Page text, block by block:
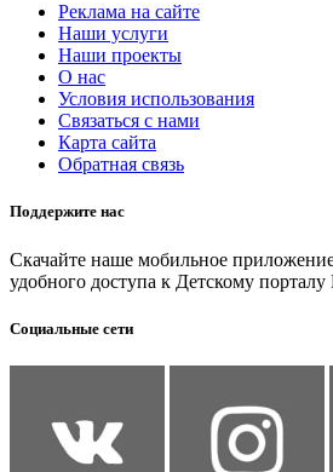
Реклама на сайте
Наши услуги
Наши проекты
О нас
Условия использования
Связаться с нами
Карта сайта
Обратная связь
Поддержите нас
Скачайте наше мобильное
удобного доступа к Детскому порталу
Социальные сети